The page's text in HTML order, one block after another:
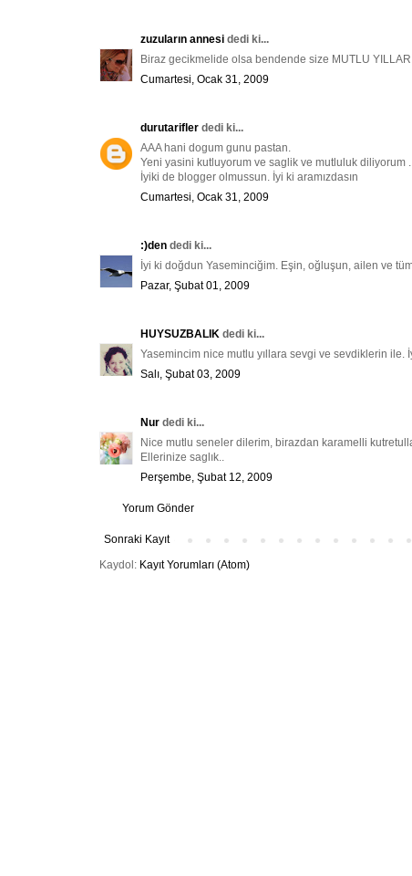
zuzuların annesi dedi ki...
Biraz gecikmelide olsa bendende size MUTLU
Cumartesi, Ocak 31, 2009
durutarifler dedi ki...
AAA hani dogum gunu pastan.
Yeni yasini kutluyorum ve saglik ve mutluluk diliyorum
İyiki de blogger olmussun. İyi ki aramızdasın
Cumartesi, Ocak 31, 2009
:)den dedi ki...
İyi ki doğdun Yaseminciğim. Eşin, oğluşun, ailen ve
Pazar, Şubat 01, 2009
HUYSUZBALIK dedi ki...
Yasemincim nice mutlu yıllara sevgi ve sevdiklerin ile.
Salı, Şubat 03, 2009
Nur dedi ki...
Nice mutlu seneler dilerim, birazdan karamelli
Ellerinize saglık..
Perşembe, Şubat 12, 2009
Yorum Gönder
Sonraki Kayıt
Kaydol: Kayıt Yorumları (Atom)